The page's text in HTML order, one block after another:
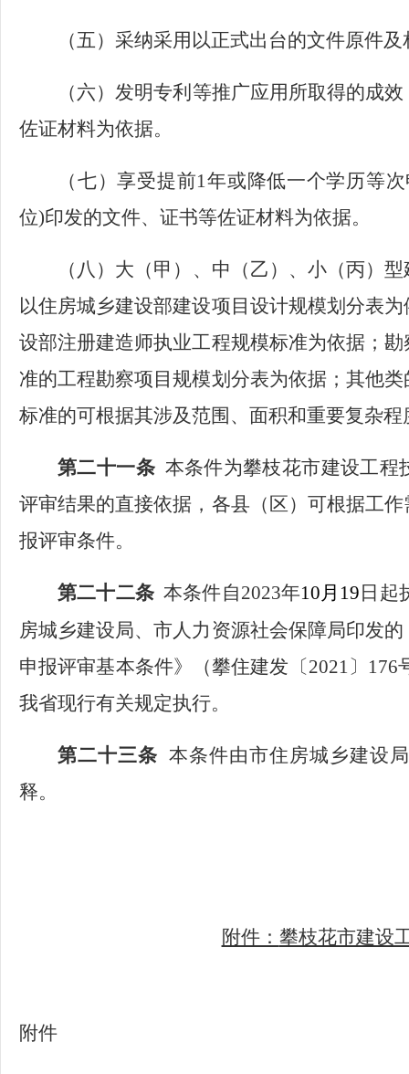
（五） 采纳采用以正式出台的文件原件
（六）发明专利等推广应用所取得的成
佐证材料为依据。
（七）享受提前1年或降低一个学历等
位)印发的文件、证书等佐证材料为依据。
（八） 大（甲）、中（乙）、小（丙）
以住房城乡建设部建设项目设计规模划分表
设部注册建造师执业工程规模标准为依据；
准的工程勘察项目规模划分表为依据；其他
标准的可根据其涉及范围、面积和重要复杂
第二十一条 本条件为攀枝花市建设工程
评审结果的直接依据，各县（区）可根据工
报评审条件。
第二十二条 本条件自2023年10月19 日起
房城乡建设局、市人力资源社会保障局印发
申报评审基本条件》（攀住建发〔2021〕176
我省现行有关规定执行。
第二十三条 本条件由市住房城乡建设
释。
附件： 攀枝花市建设
附件